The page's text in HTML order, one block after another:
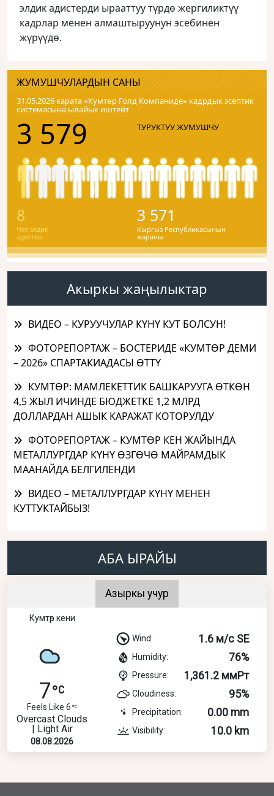
элдик адистерди ырааттуу түрдө жергиликтүү
кадрлар менен алмаштыруунун эсебинен
жүрүүдө.
ЖУМУШЧУЛАРДЫН САНЫ
31.05.2026 карата «Кумтɵр Голд Компаниде» кадрдык эсептик
системасына ылайык иштейт
3 579 ТУРУКТУУ ЖУМУШЧУ
8
Чет элдик
адистер
3 571
Кыргыз Республикасынын
жараны
Акыркы жаңылыктар
ВИДЕО – КУРУУЧУЛАР КҮНҮ КУТ БОЛСУН!
ФОТОРЕПОРТАЖ – БОСТЕРИДЕ «КУМТӨР ДЕМИ
– 2026» СПАРТАКИАДАСЫ ӨТТҮ
КУМТӨР: МАМЛЕКЕТТИК БАШКАРУУГА ӨТКӨН
4,5 ЖЫЛ ИЧИНДЕ БЮДЖЕТКЕ 1,2 МЛРД
ДОЛЛАРДАН АШЫК КАРАЖАТ КОТОРУЛДУ
ФОТОРЕПОРТАЖ – КУМТӨР КЕН ЖАЙЫНДА
МЕТАЛЛУРГДАР КҮНҮ ӨЗГӨЧӨ МАЙРАМДЫК
МААНАЙДА БЕЛГИЛЕНДИ
ВИДЕО – МЕТАЛЛУРГДАР КҮНҮ МЕНЕН
КУТТУКТАЙБЫЗ!
АБА ЫРАЙЫ
Азыркы учур
Кумтөр кени
7
Feels Like 6
Overcast Clouds
| Light Air
08.08.2026
Wind: 1.6 м/с SE
Humidity: 76%
Pressure: 1,361.2 ммРт
Cloudiness: 95%
Precipitation: 0.00 mm
Visibility: 10.0 km